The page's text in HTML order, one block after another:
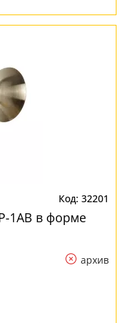
32201
1AB в форме
архив